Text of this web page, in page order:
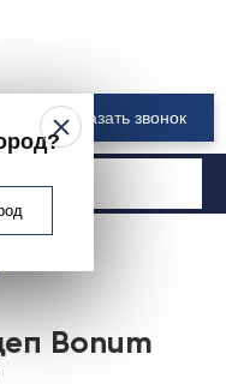
Заказать звонок
Bonum